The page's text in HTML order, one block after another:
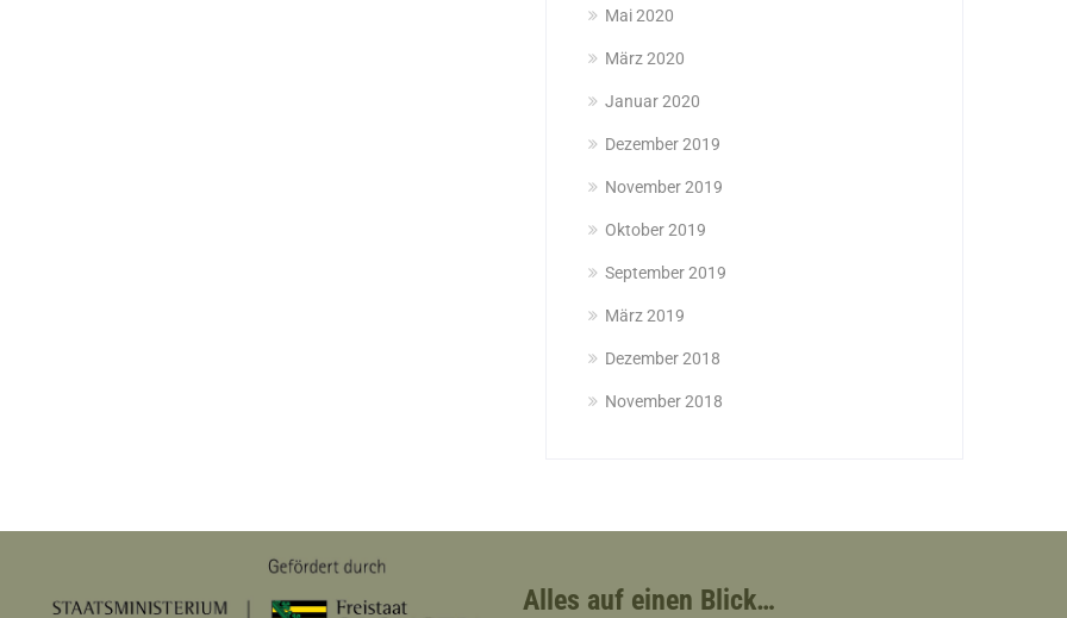
Mai 2020
März 2020
Januar 2020
Dezember 2019
November 2019
Oktober 2019
September 2019
März 2019
Dezember 2018
November 2018
Alles auf einen Blick…